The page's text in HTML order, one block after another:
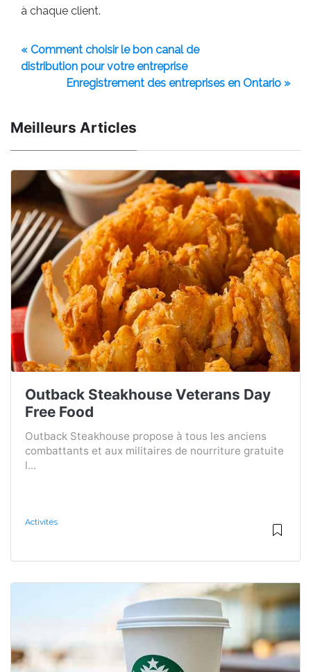
à chaque client.
« Comment choisir le bon canal de
distribution pour votre entreprise
Enregistrement des entreprises en Ontario »
Meilleurs Articles
Outback Steakhouse Veterans Day
Free Food
Outback Steakhouse propose à tous les anciens
combattants et aux militaires de nourriture gratuite
l...
Activités